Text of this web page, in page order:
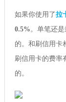
如果你使用了拉
0.5%。单笔还
的。和刷信用卡
刷信用卡的费率
的。